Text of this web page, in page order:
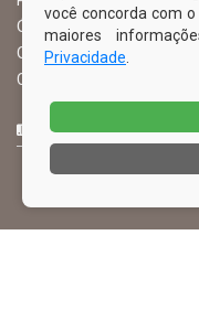
Órgão de Controle Interno
Organograma
Comissão Permanente de
CURTA NOSSA
você concorda com
maiores
Privacidade